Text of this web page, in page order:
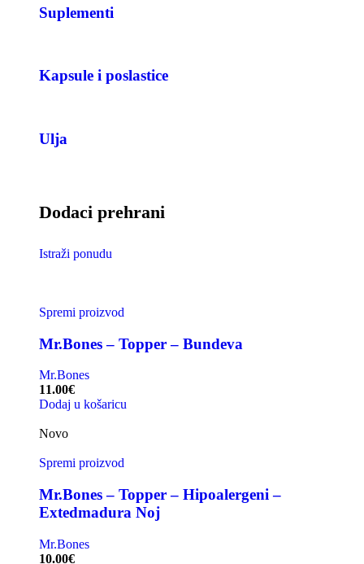
Suplementi
Kapsule i poslastice
Ulja
Dodaci prehrani
Istraži ponudu
Spremi proizvod
Mr.Bones – Topper – Bundeva
Mr.Bones
11.00€
Dodaj u košaricu
Novo
Spremi proizvod
Mr.Bones – Topper – Hipoalergeni –
Extedmadura Noj
Mr.Bones
10.00€